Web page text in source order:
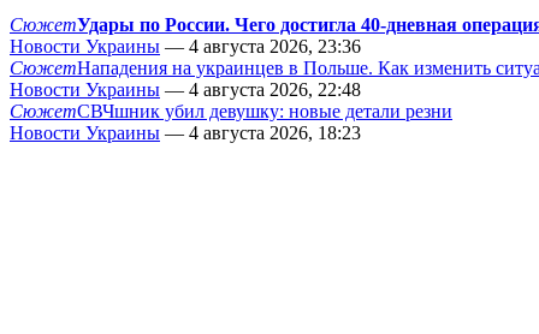
СюжетУдары по России. Чего достигла 40-дневная
Новости Украины — 4 августа 2026, 23:36
СюжетНападения на украинцев в Польше. Как изменить
Новости Украины — 4 августа 2026, 22:48
СюжетСВЧшник убил девушку: новые детали резни
Новости Украины — 4 августа 2026, 18:23